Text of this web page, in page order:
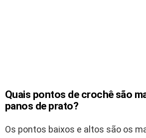
Quais pontos de crochê são
panos de prato?
Os pontos baixos e altos são os